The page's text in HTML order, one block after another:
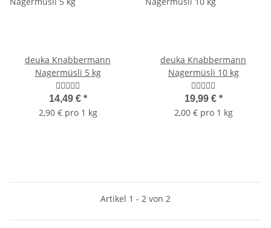
deuka Knabbermann
Nagermüsli 5 kg
14,49 € *
2,90 € pro 1 kg
deuka Knabbermann
Nagermüsli 10 kg
19,99 € *
2,00 € pro 1 kg
Artikel 1 - 2 von 2